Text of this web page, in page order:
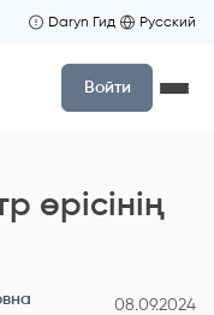
Daryn Гид Русский
Войти
өрісінің
08.09.2024